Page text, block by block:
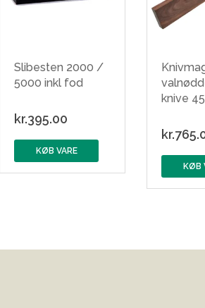
Slibesten 2000 /
5000 inkl fod
kr.395.00
KØB VARE
knive
kr.
KØB